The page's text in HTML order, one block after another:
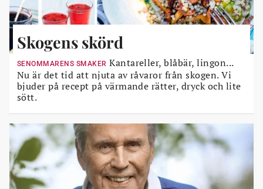
Skogens skörd
SENOMMARENS SMAKER Kantareller, blåbär, lingon...
Nu är det tid att njuta av råvaror från skogen. Vi
bjuder på recept på värmande rätter, dryck och lite
sött.